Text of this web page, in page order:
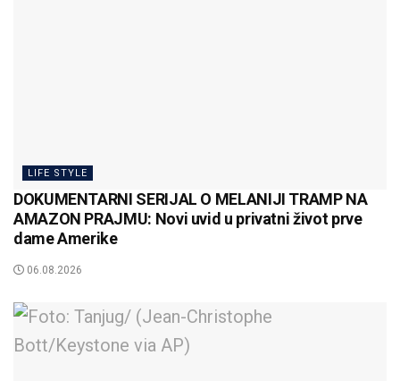
LIFE STYLE
DOKUMENTARNI SERIJAL O MELANIJI TRAMP NA
AMAZON PRAJMU: Novi uvid u privatni život prve
dame Amerike
06.08.2026